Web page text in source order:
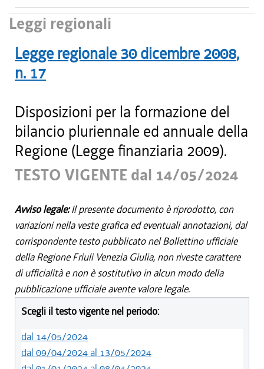
Leggi regionali
Legge regionale 30 dicembre 2008,
n. 17
Disposizioni per la formazione del
bilancio pluriennale ed annuale della
Regione (Legge finanziaria 2009).
TESTO VIGENTE dal 14/05/2024
Avviso legale:Il presente documento è riprodotto, con
variazioni nella veste grafica ed eventuali annotazioni, dal
corrispondente testo pubblicato nel Bollettino ufficiale
della Regione Friuli Venezia Giulia, non riveste carattere
di ufficialità e non è sostitutivo in alcun modo della
pubblicazione ufficiale avente valore legale.
Scegli il testo vigente nel periodo:
dal 14/05/2024
dal 09/04/2024 al 13/05/2024